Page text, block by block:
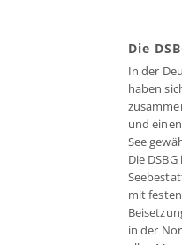
Die
In der
haben
und
See
Die
mit
in der